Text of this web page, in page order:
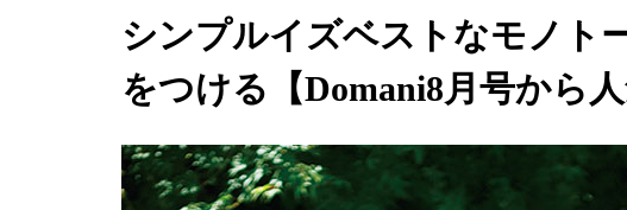
シンプルイズベストなモノト
をつける【Domani8月号から人